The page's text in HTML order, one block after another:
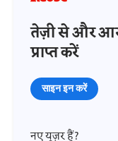
तेज़ी से और
प्राप्त करें
साइन इन करें
नए यूज़र हैं?